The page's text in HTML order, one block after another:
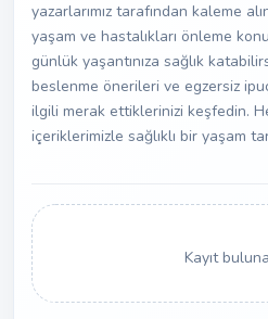
yazarlarımız tarafından kaleme
yaşam ve hastalıkları önleme
günlük yaşantınıza sağlık
beslenme önerileri ve egzersiz
ilgili merak ettiklerinizi keşfedin.
içeriklerimizle sağlıklı bir yaşam
Kayıt